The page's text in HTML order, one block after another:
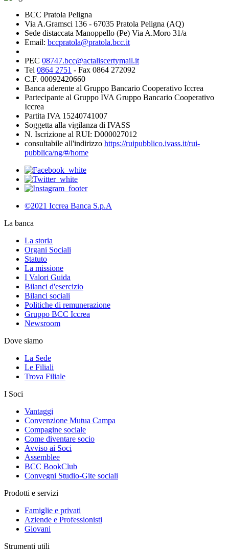
BCC Pratola Peligna
Via A.Gramsci 136 - 67035 Pratola Peligna (AQ)
Sede distaccata Manoppello (Pe) Via A.Moro 31/a
Email: bccpratola@pratola.bcc.it
PEC 08747.bcc@actaliscertymail.it
Tel 0864 2751 - Fax 0864 272092
C.F. 00092420660
Banca aderente al Gruppo Bancario Cooperativo Iccrea
Partecipante al Gruppo IVA Gruppo Bancario Cooperativo
Iccrea
Partita IVA 15240741007
Soggetta alla vigilanza di IVASS
N. Iscrizione al RUI: D000027012
consultabile all'indirizzo https://ruipubblico.ivass.it/rui-
pubblica/ng/#/home
©2021 Iccrea Banca S.p.A
La banca
La storia
Organi Sociali
Statuto
La missione
I Valori Guida
Bilanci d'esercizio
Bilanci sociali
Politiche di remunerazione
Gruppo BCC Iccrea
Newsroom
Dove siamo
La Sede
Le Filiali
Trova Filiale
I Soci
Vantaggi
Convenzione Mutua Campa
Compagine sociale
Come diventare socio
Avviso ai Soci
Assemblee
BCC BookClub
Convegni Studio-Gite sociali
Prodotti e servizi
Famiglie e privati
Aziende e Professionisti
Giovani
Strumenti utili